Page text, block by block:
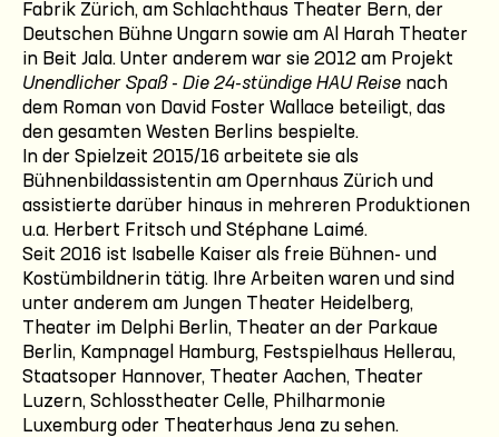
Fabrik Zürich, am Schlachthaus Theater Bern, der
Deutschen Bühne Ungarn sowie am Al Harah Theater
in Beit Jala. Unter anderem war sie 2012 am Projekt
Unendlicher Spaß - Die 24-stündige HAU Reise nach
dem Roman von David Foster Wallace beteiligt, das
den gesamten Westen Berlins bespielte.
In der Spielzeit 2015/16 arbeitete sie als
Bühnenbildassistentin am Opernhaus Zürich und
assistierte darüber hinaus in mehreren Produktionen
u.a. Herbert Fritsch und Stéphane Laimé.
Seit 2016 ist Isabelle Kaiser als freie Bühnen- und
Kostümbildnerin tätig. Ihre Arbeiten waren und sind
unter anderem am Jungen Theater Heidelberg,
Theater im Delphi Berlin, Theater an der Parkaue
Berlin, Kampnagel Hamburg, Festspielhaus Hellerau,
Staatsoper Hannover, Theater Aachen, Theater
Luzern, Schlosstheater Celle, Philharmonie
Luxemburg oder Theaterhaus Jena zu sehen.